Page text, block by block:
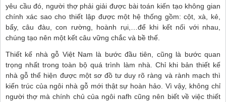
yêu cầu đó, người thợ phải giải được bài toán kiến tạo không gian
chính xác sao cho thiết lập được một hệ thống gồm: cột, xà, kẻ,
bẩy, câu đàu, con rường, hoành rụi,…để khi kết nối với nhau,
chúng tạo nên một kết câu vững chắc và bề thế.
Thiết kế nhà gỗ Việt Nam là bước đầu tiên, cũng là bước quan
trọng nhất trong toàn bộ quá trình làm nhà. Chỉ khi bản thiết kế
nhà gỗ thể hiện được một sơ đồ tư duy rõ ràng và rành mạch thì
kiến trúc của ngôi nhà gỗ mới thật sự hoàn hảo. Vì vậy, không chỉ
người thợ mà chính chủ của ngôi nafh cũng nên biết về việc thiết